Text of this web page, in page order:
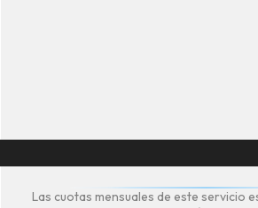
Las cuotas mensuales de este servicio